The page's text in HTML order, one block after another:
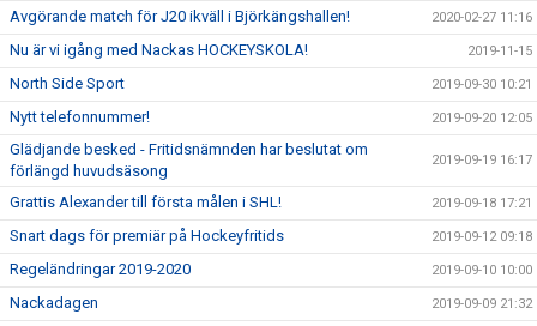
Avgörande match för J20 ikväll i Björkängshallen! 2020-02-27 11:16
Nu är vi igång med Nackas HOCKEYSKOLA! 2019-11-15
North Side Sport 2019-09-30 10:21
Nytt telefonnummer! 2019-09-20 12:05
Glädjande besked - Fritidsnämnden har beslutat om
förlängd huvudsäsong
2019-09-19 16:17
Grattis Alexander till första målen i SHL! 2019-09-18 17:21
Snart dags för premiär på Hockeyfritids 2019-09-12 09:18
Regeländringar 2019-2020 2019-09-10 10:00
Nackadagen 2019-09-09 21:32